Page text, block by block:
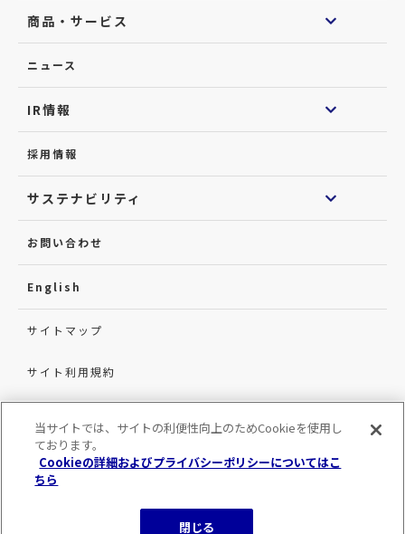
商品・サービス
ニュース
IR情報
採用情報
サステナビリティ
お問い合わせ
English
サイトマップ
サイト利用規約
カスタマーハラスメントに対する基本方針
当サイトでは、サイトの利便性向上のためCookieを使用し
ております。
Cookieの詳細およびプライバシーポリシーについてはこ
ちら
閉じる